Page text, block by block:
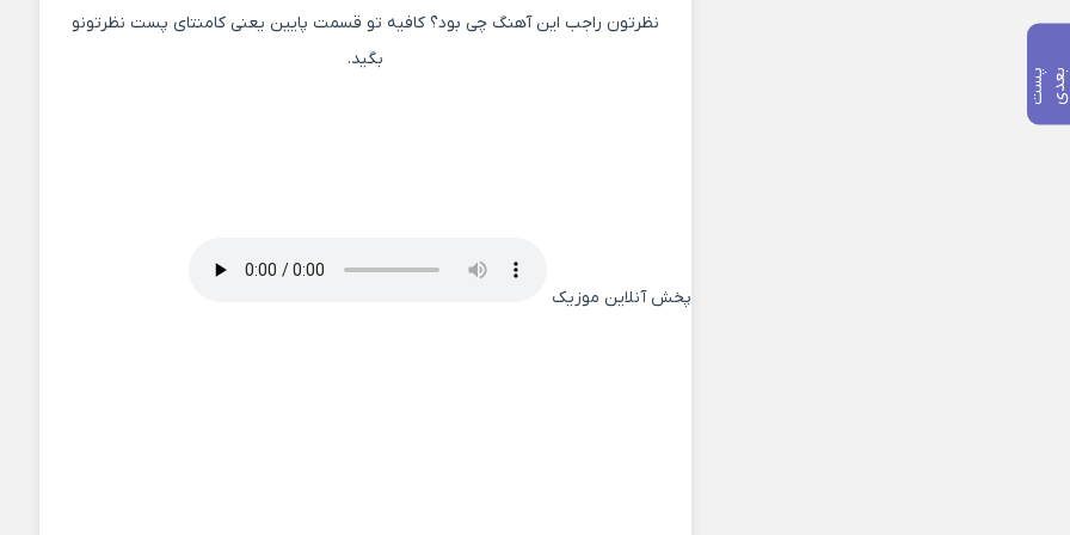
پ
س
ت
ب
ع
د ی
نظرتون راجب این آهنگ چی بود؟ کافیه تو قسمت پایین یعنی کامنتای پست نظرتونو
بگید.
پخش آنلاین موزیک